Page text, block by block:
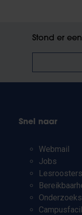
Stond er
Snel naar
Webmail
Jobs
Lesroosters